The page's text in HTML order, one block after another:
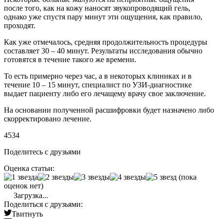
после того, как на кожу наносят звукопроводящий гель,
однако уже спустя пару минут эти ощущения, как правило,
проходят.
Как уже отмечалось, средняя продолжительность процедуры
составляет 30 – 40 минут. Результаты исследования обычно
готовятся в течение такого же времени.
То есть примерно через час, а в некоторых клиниках и в
течение 10 – 15 минут, специалист по УЗИ-диагностике
выдает пациенту либо его лечащему врачу свое заключение.
На основании полученной расшифровки будет назначено либо
скорректировано лечение.
4534
Поделитесь с друзьями
Оценка статьи:
(пока
оценок нет)
Загрузка...
Поделиться с друзьями:
Твитнуть